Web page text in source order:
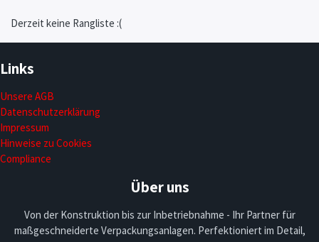
Derzeit keine Rangliste :(
Links
Unsere AGB
Datenschutzerklärung
Impressum
Hinweise zu Cookies
Compliance
Über uns
Von der Konstruktion bis zur Inbetriebnahme - Ihr Partner für
maßgeschneiderte Verpackungsanlagen. Perfektioniert im Detail,